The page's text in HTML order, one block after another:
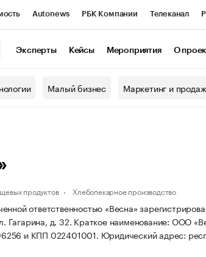
Autonews РБК Компании Телеканал
Эксперты Кейсы Мероприятия О
Малый бизнес Маркетинг и
продуктов Хлебопекарное производство
ответственностью «Весна»
Гагарина, д. 32. Краткое наименование: ООО
и КПП 022401001. Юридический адрес: